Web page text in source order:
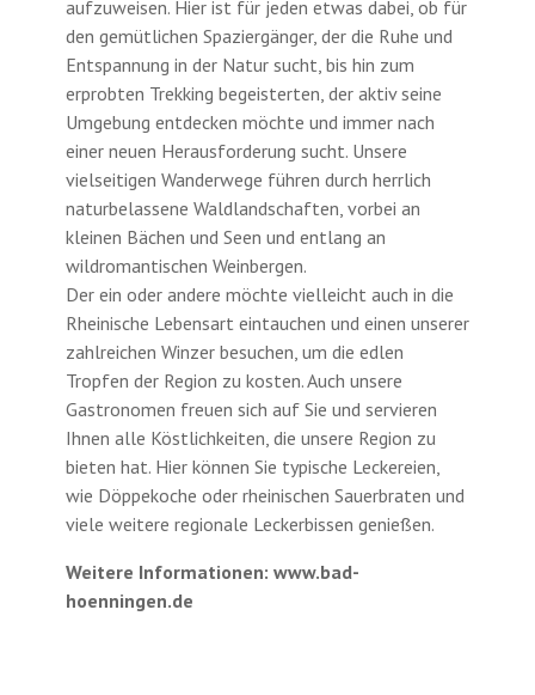
aufzuweisen. Hier ist für jeden etwas dabei, ob für
den gemütlichen Spaziergänger, der die Ruhe und
Entspannung in der Natur sucht, bis hin zum
erprobten Trekking begeisterten, der aktiv seine
Umgebung entdecken möchte und immer nach
einer neuen Herausforderung sucht. Unsere
vielseitigen Wanderwege führen durch herrlich
naturbelassene Waldlandschaften, vorbei an
kleinen Bächen und Seen und entlang an
wildromantischen Weinbergen.
Der ein oder andere möchte vielleicht auch in die
Rheinische Lebensart eintauchen und einen unserer
zahlreichen Winzer besuchen, um die edlen
Tropfen der Region zu kosten. Auch unsere
Gastronomen freuen sich auf Sie und servieren
Ihnen alle Köstlichkeiten, die unsere Region zu
bieten hat. Hier können Sie typische Leckereien,
wie Döppekoche oder rheinischen Sauerbraten und
viele weitere regionale Leckerbissen genießen.
Weitere Informationen: www.bad-
hoenningen.de